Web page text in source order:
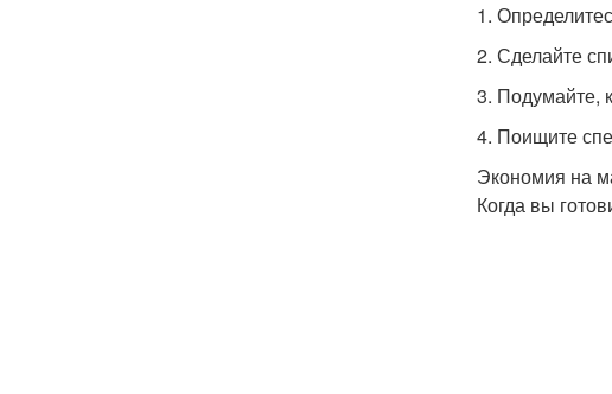
1.
2. Сделайте
3. Подумайте,
4. Поищите
Экономия на
Когда вы